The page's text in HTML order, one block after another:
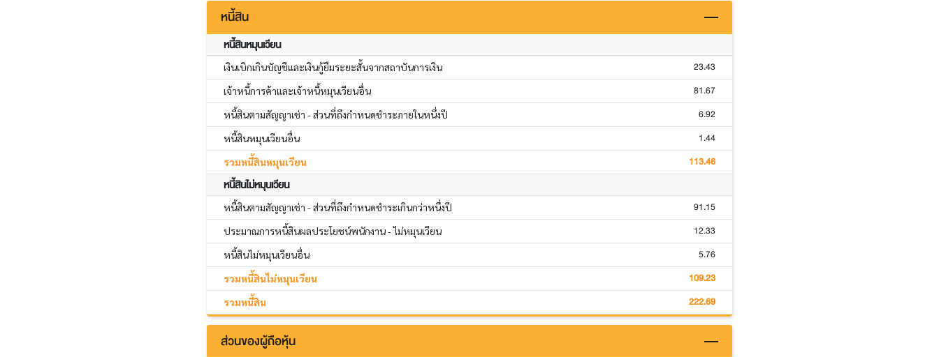
หนี้สิน
หนี้สินหมุนเวียน
เงินเบิกเกินบัญชีและเงินกู้ยืมระยะสั้นจากสถาบันการเงิน 23.43
เจ้าหนี้การค้าและเจ้าหนี้หมุนเวียนอื่น 81.67
หนี้สินตามสัญญาเช่า - ส่วนที่ถึงกำหนดชำระภายในหนึ่งปี 6.92
หนี้สินหมุนเวียนอื่น 1.44
รวมหนี้สินหมุนเวียน 113.46
หนี้สินไม่หมุนเวียน
หนี้สินตามสัญญาเช่า - ส่วนที่ถึงกำหนดชำระเกินกว่าหนึ่งปี 91.15
ประมาณการหนี้สินผลประโยชน์พนักงาน - ไม่หมุนเวียน 12.33
หนี้สินไม่หมุนเวียนอื่น 5.76
รวมหนี้สินไม่หมุนเวียน 109.23
รวมหนี้สิน 222.69
ส่วนของผู้ถือหุ้น